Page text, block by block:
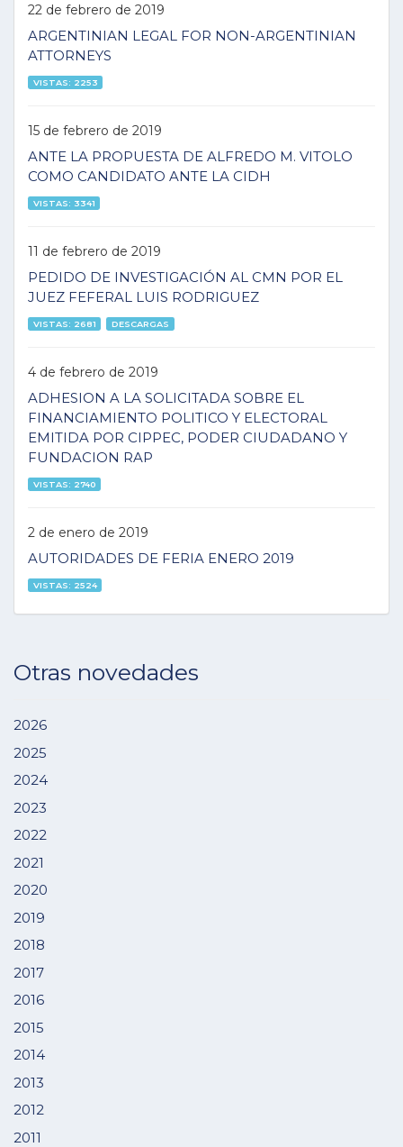
22 de febrero de 2019
ARGENTINIAN LEGAL FOR NON-ARGENTINIAN
ATTORNEYS
VISTAS: 2253
15 de febrero de 2019
ANTE LA PROPUESTA DE ALFREDO M. VITOLO
COMO CANDIDATO ANTE LA CIDH
VISTAS: 3341
11 de febrero de 2019
PEDIDO DE INVESTIGACIÓN AL CMN POR EL
JUEZ FEFERAL LUIS RODRIGUEZ
VISTAS: 2681 DESCARGAS
4 de febrero de 2019
ADHESION A LA SOLICITADA SOBRE EL
FINANCIAMIENTO POLITICO Y ELECTORAL
EMITIDA POR CIPPEC, PODER CIUDADANO Y
FUNDACION RAP
VISTAS: 2740
2 de enero de 2019
AUTORIDADES DE FERIA ENERO 2019
VISTAS: 2524
Otras novedades
2026
2025
2024
2023
2022
2021
2020
2019
2018
2017
2016
2015
2014
2013
2012
2011